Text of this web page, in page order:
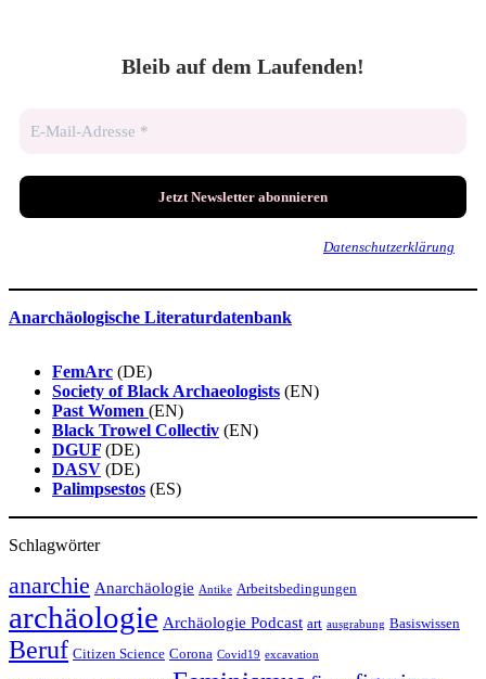
Bleib auf dem Laufenden!
Datenschutzerklärung
Anarchäologische Literaturdatenbank
FemArc (DE)
Society of Black Archaeologists (EN)
Past Women (EN)
Black Trowel Collectiv (EN)
DGUF (DE)
DASV (DE)
Palimpsestos (ES)
Schlagwörter
anarchie Anarchäologie Antike Arbeitsbedingungen
archäologie Archäologie Podcast art ausgrabung Basiswissen
Beruf Citizen Science Corona Covid19 excavation